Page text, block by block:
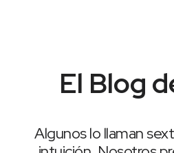
El Blog
Algunos lo llaman